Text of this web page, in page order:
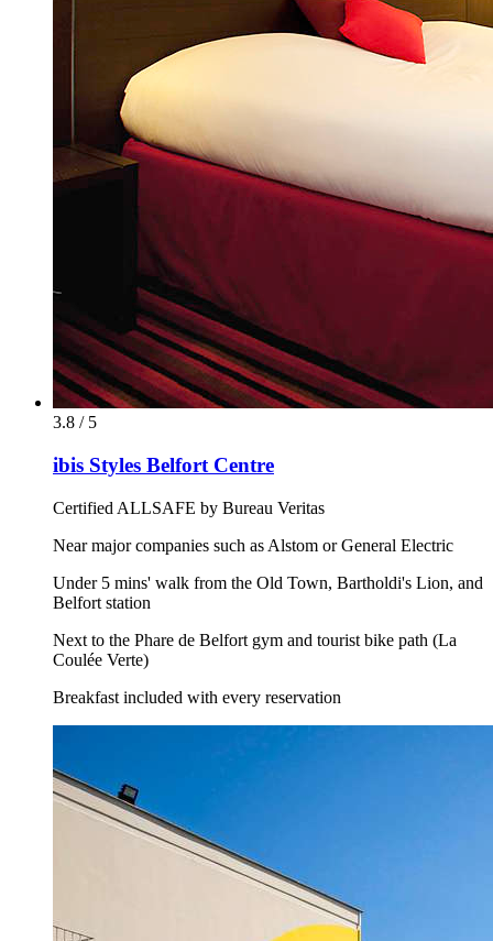
3.8 / 5
ibis Styles Belfort Centre
Certified ALLSAFE by Bureau Veritas
Near major companies such as Alstom or General Electric
Under 5 mins' walk from the Old Town, Bartholdi's Lion, and
Belfort station
Next to the Phare de Belfort gym and tourist bike path (La
Coulée Verte)
Breakfast included with every reservation